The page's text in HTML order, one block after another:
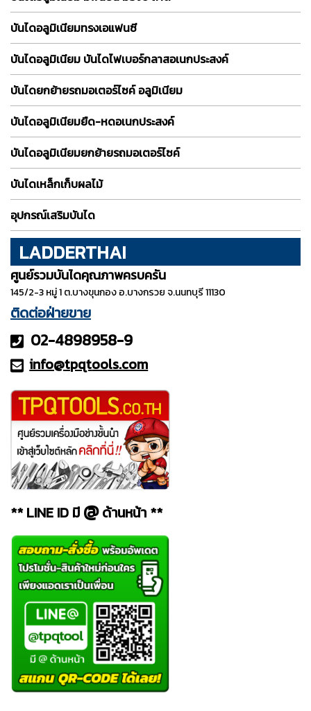
บันไดอลูมิเนียมทรงเอแฟนซี
บันไดอลูมิเนียม บันไดไฟเบอร์กลาสอเนกประสงค์
บันไดยกย้ายรถมอเตอร์ไซค์ อลูมิเนียม
บันไดอลูมิเนียมยืด-หดอเนกประสงค์
บันไดอลูมิเนียมยกย้ายรถมอเตอร์ไซค์
บันไดเหล็กเก็บผลไม้
อุปกรณ์เสริมบันได
LADDERTHAI
ศูนย์รวมบันไดคุณภาพครบครัน
145/2-3 หมู่ 1 ต.บางขุนกอง อ.บางกรวย จ.นนทบุรี 11130
ติดต่อฝ่ายขาย
02-4898958-9
info@tpqtools.com
** LINE ID มี @ด้านหน้า **